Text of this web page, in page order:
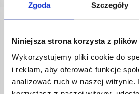
Zgoda Szczegóły
Niniejsza strona korzysta z
Wykorzystujemy pliki cookie do
i reklam, aby oferować funkcje
analizować ruch w naszej witrynie.
REFERENCJE